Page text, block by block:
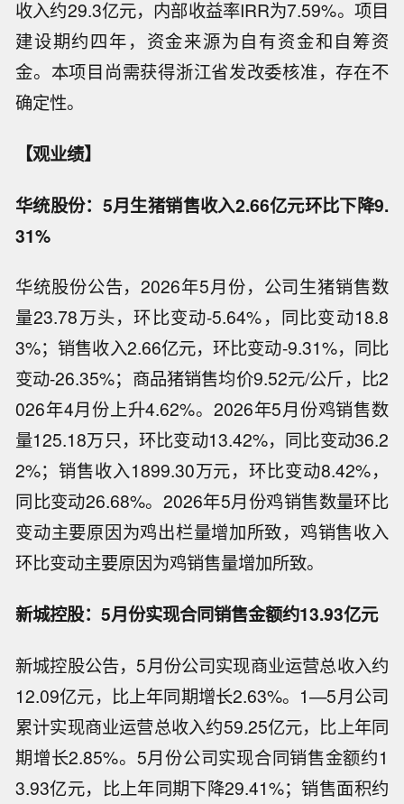
收入约29.3亿元，内部收益率IRR为7.59%。项目
建设期约四年，资金来源为自有资金和自筹资
金。本项目尚需获得浙江省发改委核准，存在不
确定性。
【观业绩】
华统股份：5月生猪销售收入2.66亿元环比下降9.
31%
华统股份公告，2026年5月份，公司生猪销售数
量23.78万头，环比变动-5.64%，同比变动18.8
3%；销售收入2.66亿元，环比变动-9.31%，同比
变动-26.35%；商品猪销售均价9.52元/公斤，比2
026年4月份上升4.62%。2026年5月份鸡销售数
量125.18万只，环比变动13.42%，同比变动36.2
2%；销售收入1899.30万元，环比变动8.42%，
同比变动26.68%。2026年5月份鸡销售数量环比
变动主要原因为鸡出栏量增加所致，鸡销售收入
环比变动主要原因为鸡销售量增加所致。
新城控股：5月份实现合同销售金额约13.93亿元
新城控股公告，5月份公司实现商业运营总收入约
12.09亿元，比上年同期增长2.63%。1—5月公司
累计实现商业运营总收入约59.25亿元，比上年同
期增长2.85%。5月份公司实现合同销售金额约1
3.93亿元，比上年同期下降29.41%；销售面积约